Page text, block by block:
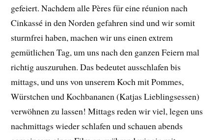
gefeiert. Nachdem alle Pères für eine réunion nach
Cinkassé in den Norden gefahren sind und wir somit
sturmfrei haben, machen wir uns einen extrem
gemütlichen Tag, um uns nach den ganzen Feiern mal
richtig auszuruhen. Das bedeutet ausschlafen bis
mittags, und uns von unserem Koch mit Pommes,
Würstchen und Kochbananen (Katjas Lieblingsessen)
verwöhnen zu lassen! Mittags reden wir viel, legen uns
nachmittags wieder schlafen und schauen abends